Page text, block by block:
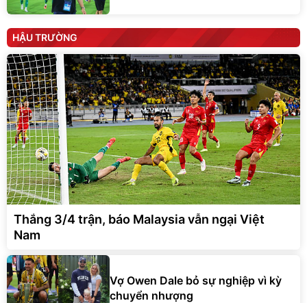
HẬU TRƯỜNG
Thắng 3/4 trận, báo Malaysia vẫn ngại Việt
Nam
Vợ Owen Dale bỏ sự nghiệp vì kỳ
chuyển nhượng